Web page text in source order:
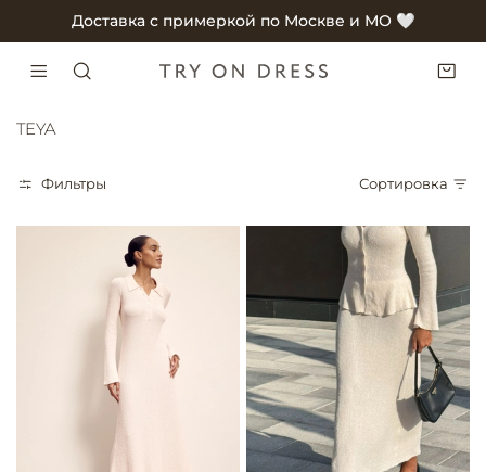
Доставка с примеркой по Москве и МО 🤍
TEYA
Фильтры Сортировка